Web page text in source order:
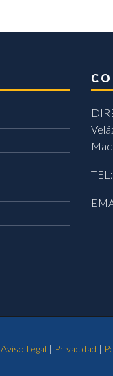
Aviso Legal | Privacidad |